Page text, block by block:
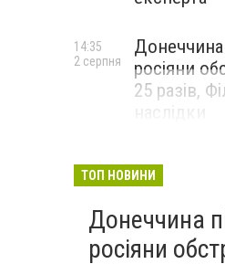
Донеччина
росіяни
25 разів,
14:35
2 серпня
ТОП НОВИНИ
Донеччина
росіяни